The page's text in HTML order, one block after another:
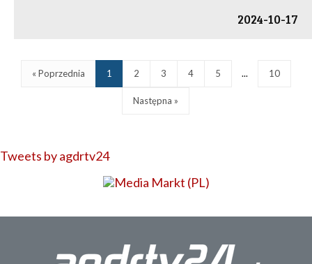
2024-10-17
« Poprzednia 1 2 3 4 5 ... 10
Następna »
Tweets by agdrtv24